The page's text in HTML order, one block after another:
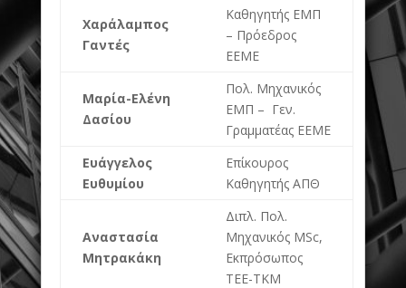
Χαράλαμπος
Γαντές
Καθηγητής ΕΜΠ
– Πρόεδρος
ΕΕΜΕ
Μαρία-Ελένη
Δασίου
Πολ. Μηχανικός
ΕΜΠ – Γεν.
Γραμματέας ΕΕΜΕ
Ευάγγελος
Ευθυμίου
Επίκουρος
Καθηγητής ΑΠΘ
Αναστασία
Μητρακάκη
Διπλ. Πολ.
Μηχανικός MSc,
Εκπρόσωπος
ΤΕΕ-ΤΚΜ